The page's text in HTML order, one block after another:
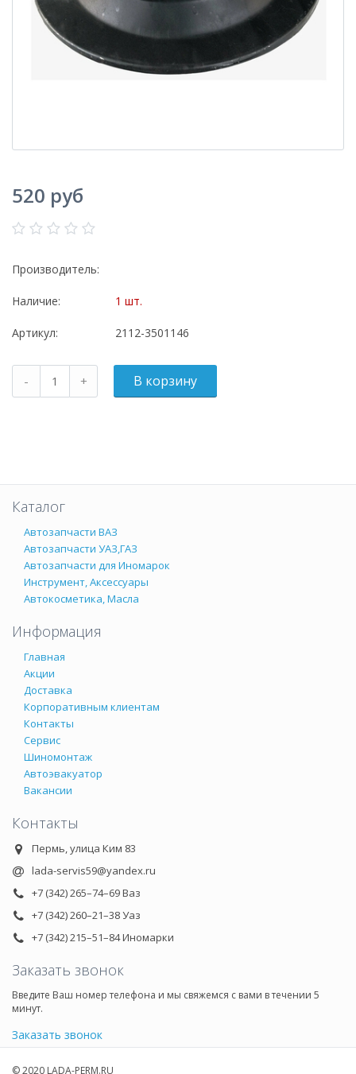
520 руб
Производитель:
Наличие: 1 шт.
Артикул: 2112-3501146
Каталог
Автозапчасти ВАЗ
Автозапчасти УАЗ,ГАЗ
Автозапчасти для Иномарок
Инструмент, Аксессуары
Автокосметика, Масла
Информация
Главная
Акции
Доставка
Корпоративным клиентам
Контакты
Сервис
Шиномонтаж
Автоэвакуатор
Вакансии
Контакты
Пермь, улица Ким 83
lada-servis59@yandex.ru
+7 (342) 265–74–69 Ваз
+7 (342) 260–21–38 Уаз
+7 (342) 215–51–84 Иномарки
Заказать звонок
Введите Ваш номер телефона и мы свяжемся с вами в течении 5
минут.
Заказать звонок
© 2020 LADA-PERM.RU